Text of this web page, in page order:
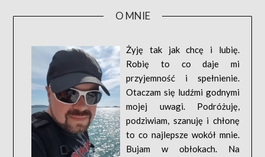
O MNIE
Żyję tak jak chcę i lubię.
Robię to co daje mi
przyjemność i spełnienie.
Otaczam się ludźmi godnymi
mojej uwagi. Podróżuję,
podziwiam, szanuję i chłonę
to co najlepsze wokół mnie.
Bujam w obłokach. Na